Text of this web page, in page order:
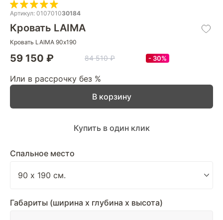
Артикул: 010701030184
Кровать LAIMA
Кровать LAIMA 90х190
59 150 ₽ 84 510 ₽ 30%
Или в рассрочку без %
Спальное место
Габариты (ширина х глубина х высота)
В корзину
Купить в один клик